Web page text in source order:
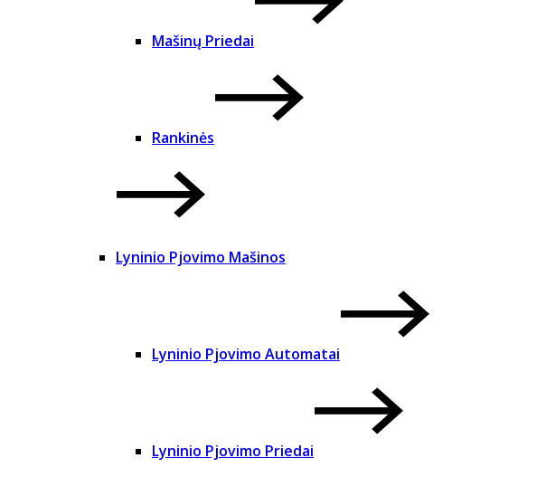
Mašinų Priedai
Rankinės
Lyninio Pjovimo Mašinos
Lyninio Pjovimo Automatai
Lyninio Pjovimo Priedai